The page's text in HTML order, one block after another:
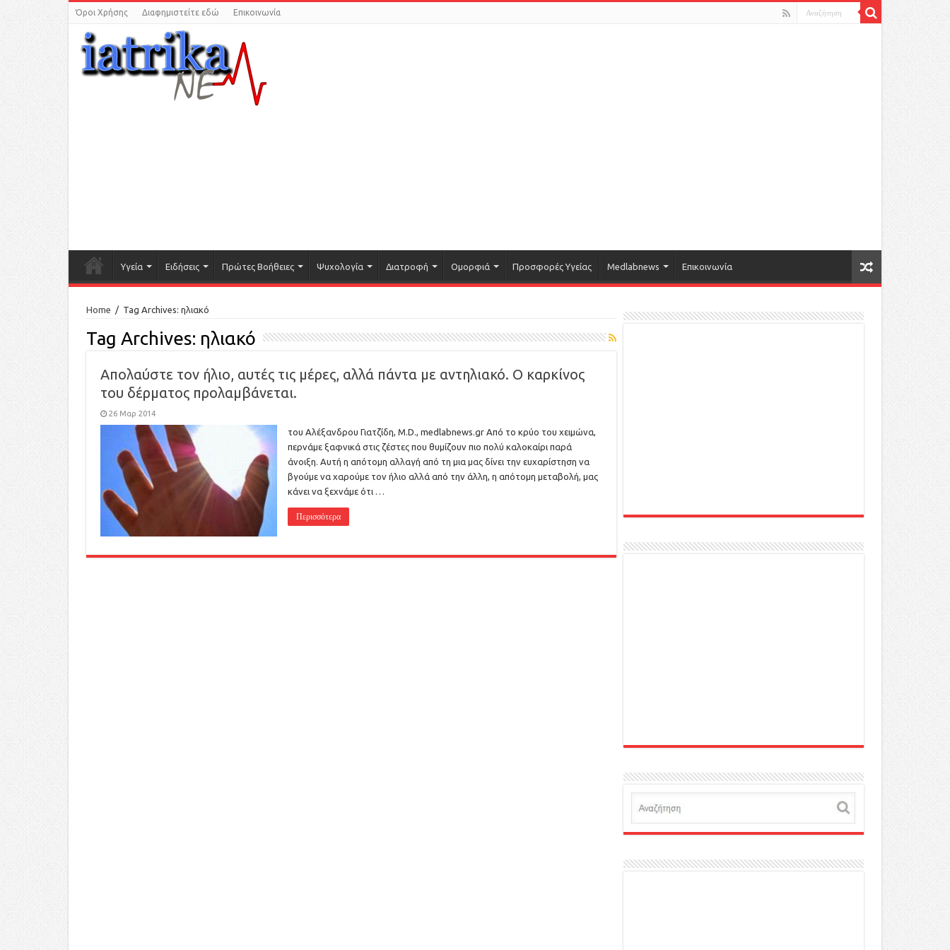
Όροι Χρήσης Διαφημιστείτε εδώ Επικοινωνία
Υγεία Ειδήσεις Πρώτες Βοήθειες Ψυχολογία Διατροφή Ομορφιά Προσφορές Υγείας Medlabnews Επικοινωνία
Home / Tag Archives: ηλιακό
Tag Archives: ηλιακό
Απολαύστε τον ήλιο, αυτές τις μέρες, αλλά πάντα με αντηλιακό. Ο καρκίνος
του δέρματος προλαμβάνεται.
26 Μαρ 2014
του Αλέξανδρου Γιατζίδη, M.D., medlabnews.gr Από το κρύο του χειμώνα,
περνάμε ξαφνικά στις ζέστες που θυμίζουν πιο πολύ καλοκαίρι παρά
άνοιξη. Αυτή η απότομη αλλαγή από τη μια μας δίνει την ευχαρίστηση να
βγούμε να χαρούμε τον ήλιο αλλά από την άλλη, η απότομη μεταβολή, μας
κάνει να ξεχνάμε ότι …
Περισσότερα